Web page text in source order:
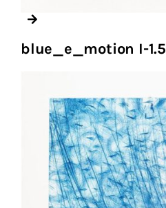
blue_e_motion I-1.5